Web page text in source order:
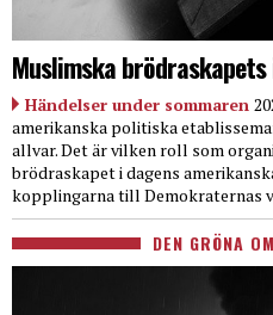
Muslimska
Händelser under sommaren
amerikanska politiska
allvar. Det är vilken roll som
brödraskapet i dagens
kopplingarna till Demokraternas
DEN GRÖNA